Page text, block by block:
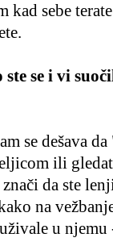
kad sebe
se i vi
se dešava
ili
znači da ste
na
u njemu